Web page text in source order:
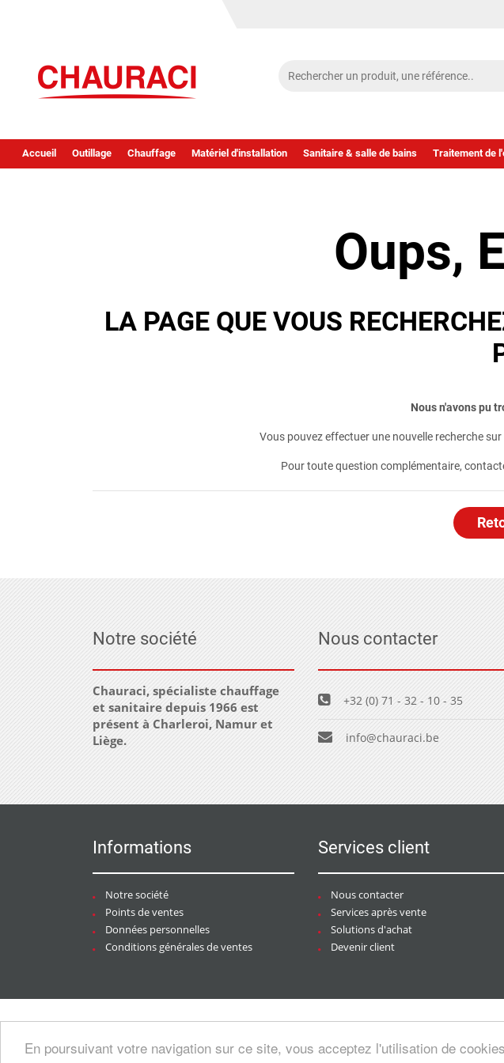
En poursuivant votre navigation sur ce site, vous acceptez l'utilisation de
Accueil Outillage Chauffage Matériel d'installation Sanitaire & salle de bains Traitement de
Oups,
LA PAGE QUE VOUS
Nous n'avons pu
Vous pouvez effectuer une nouvelle recherche sur
Pour toute question complémentaire,
Notre société
Chauraci, spécialiste chauffage
et sanitaire depuis 1966 est
présent à Charleroi, Namur et
Liège.
Nous contacter
+32 (0) 71 - 32 - 10 - 35
info@chauraci.be
Informations
Notre société
Points de ventes
Données personnelles
Conditions générales de ventes
Services client
Nous contacter
Services après vente
Solutions d'achat
Devenir client
artesansdubatiment.com